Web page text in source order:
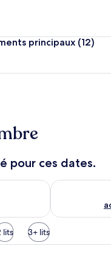
principaux (12)
pour ces dates.
soir août 6 - août 7
Vérifier la
lits 3+ lits
Une chambre à coucher